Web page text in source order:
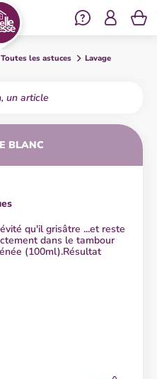
Se
les astuces
Lavage
BLANC
qu'il grisâtre ...et reste
dans le tambour
(100ml).Résultat